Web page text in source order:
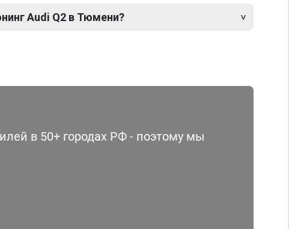
Audi Q2 в Тюмени?
в 50+ городах РФ - поэтому мы